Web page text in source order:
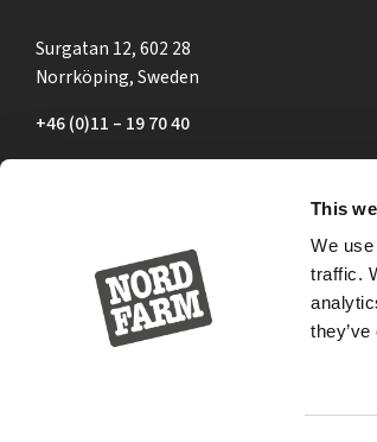
This
We
traffic.
Surgatan 12, 602 28
Norrköping, Sweden
+46 (0)11 – 19 70 40